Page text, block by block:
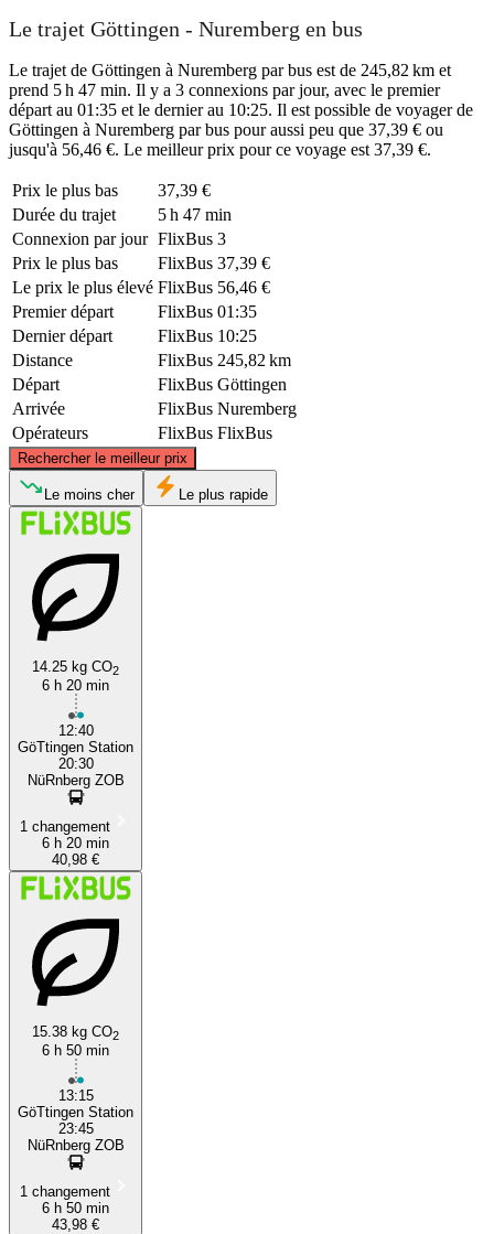
Le trajet Göttingen - Nuremberg en bus
Le trajet de Göttingen à Nuremberg par bus est de 245,82 km et
prend 5 h 47 min. Il y a 3 connexions par jour, avec le premier
départ au 01:35 et le dernier au 10:25. Il est possible de voyager de
Göttingen à Nuremberg par bus pour aussi peu que 37,39 € ou
jusqu'à 56,46 €. Le meilleur prix pour ce voyage est 37,39 €.
Prix ​​le plus bas
37,39 €
Durée du trajet
5 h 47 min
Connexion par jour FlixBus 3
Prix ​​le plus bas
FlixBus 37,39 €
Le prix le plus élevé FlixBus 56,46 €
Premier départ
FlixBus 01:35
Dernier départ
FlixBus 10:25
Distance
FlixBus 245,82 km
Départ
FlixBus Göttingen
Arrivée
FlixBus Nuremberg
Opérateurs
FlixBus FlixBus
Rechercher le meilleur prix
Göttingen, NI
©CARTO
Le moins cher Le plus rapide
14.25 kg CO2
6 h 20 min
12:40
GöTtingen Station
20:30
NüRnberg ZOB
1 changement
6 h 20 min
40,98 €
15.38 kg CO2
6 h 50 min
13:15
GöTtingen Station
23:45
NüRnberg ZOB
1 changement
6 h 50 min
43,98 €